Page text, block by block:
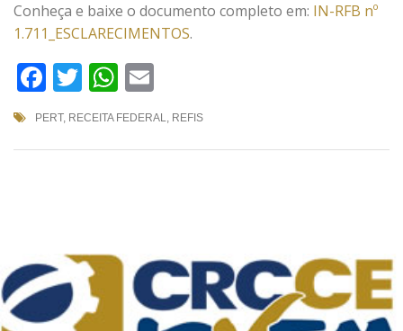
Conheça e baixe o documento completo em: IN-RFB nº
1.711_ESCLARECIMENTOS.
Facebook
TwitterWhatsApp
PERT, RECEITA FEDERAL, REFIS